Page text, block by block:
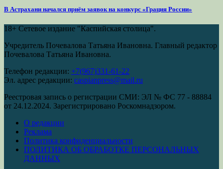
В Астрахани начался приём заявок на конкурс «Грация России»
18+ Сетевое издание "Каспийская столица".
Учредитель Почевалова Татьяна Ивановна. Главный редактор
Почевалова Татьяна Ивановна.
Телефон редакции: +7(967)331-61-22
Эл. адрес редакции: caspianpress@mail.ru
Реестровая запись о регистрации СМИ: ЭЛ № ФС 77 - 88884
от 24.12.2024. Зарегистрировано Роскомнадзором.
О редакции
Реклама
Политика конфиденциальности
ПОЛИТИКА ОБ ОБРАБОТКЕ ПЕРСОНАЛЬНЫХ
ДАННЫХ